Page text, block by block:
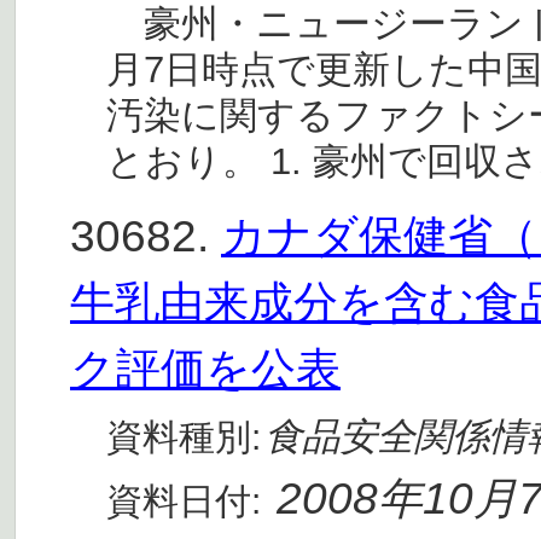
豪州・ニュージーラン
月7日時点で更新した中
汚染に関するファクト
とおり。 1. 豪州で回収
30682. カナダ保健省
牛乳由来成分を含む
ク評価を公表
資料種別: 食品安全関係情
資料日付: 2008年10月